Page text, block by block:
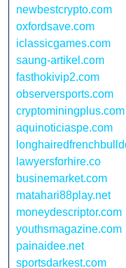
newbestcrypto.com
oxfordsave.com
iclassicgames.com
saung-artikel.com
fasthokivip2.com
observersports.com
cryptominingplus.com
aquinoticiaspe.com
lawyersforhire.co
businemarket.com
matahari88play.net
moneydescriptor.com
youthsmagazine.com
painaidee.net
sportsdarkest.com